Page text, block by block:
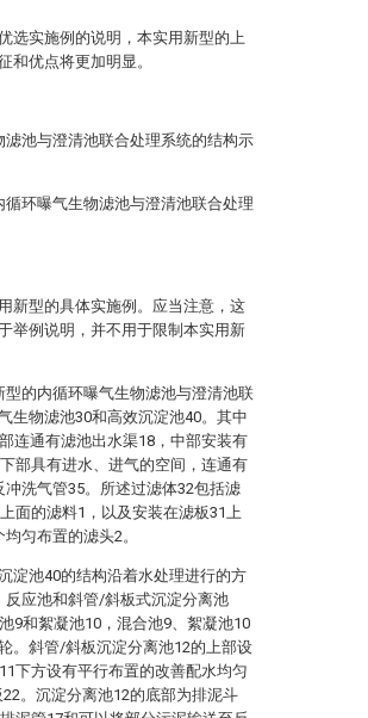
选实施例的说明，本实用新型的上
和优点将更加明显。
滤池与澄清池联合处理系统的结构示
循环曝气生物滤池与澄清池联合处理
新型的具体实施例。应当注意，这
举例说明，并不用于限制本实用新
的内循环曝气生物滤池与澄清池联
生物滤池30和高效沉淀池40。其中
连通有滤池出水渠18，中部安装有
部具有进水、进气的空间，连通有
洗气管35。所述过滤体32包括滤
面的滤料1，以及安装在滤板31上
匀布置的滤头2。
淀池40的结构沿着水处理进行的方
反应池和斜管/斜板式沉淀分离池
9和絮凝池10，混合池9、絮凝池10
。斜管/斜板沉淀分离池12的上部设
下方设有平行布置的改善配水均匀
。沉淀分离池12的底部为排泥斗